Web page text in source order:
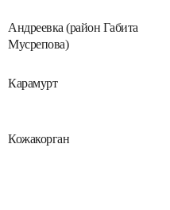
Андреевка (район Габита
Мусрепова)
Карамурт
Кожакорган